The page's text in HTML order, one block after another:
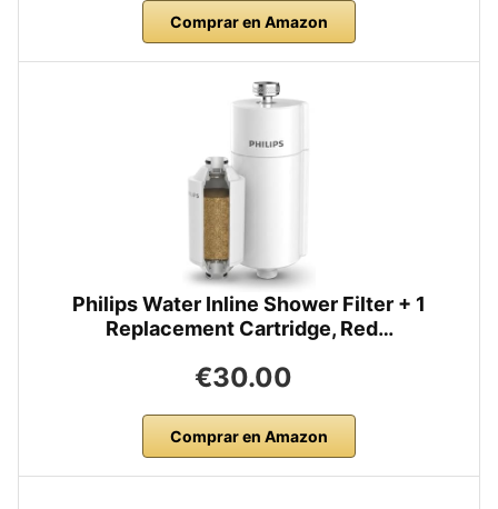
Comprar en Amazon
Philips Water Inline Shower Filter + 1
Replacement Cartridge, Red…
€30.00
Comprar en Amazon